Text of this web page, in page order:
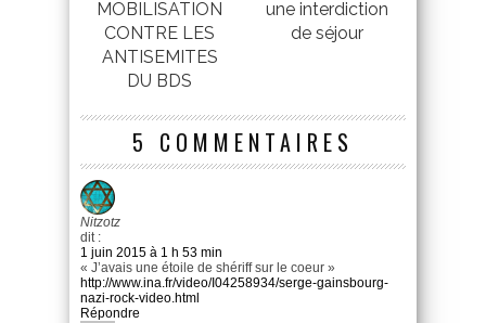
MOBILISATION
CONTRE LES
ANTISEMITES
DU BDS
une interdiction
de séjour
5 COMMENTAIRES
Nitzotz
dit :
1 juin 2015 à 1 h 53 min
« J’avais une étoile de shériff sur le coeur »
http://www.ina.fr/video/I04258934/serge-gainsbourg-
nazi-rock-video.html
Répondre